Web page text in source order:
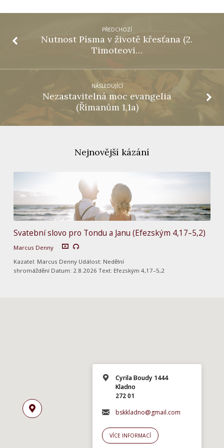
PŘEDCHOZÍ
Nutnost Písma v životě křesťana (2.
Timoteovi…
NÁSLEDUJÍCÍ
Nezastavitelná moc evangelia
(Římanům 1,1a)
Nejnovější kázání
Svatební slovo pro Tondu a Janu (Efezským 4,17–5,2)
Marcus Denny
Kazatel: Marcus Denny Událost: Nedělní
shromáždění Datum: 2.8.2026 Text: Efezským 4,17–5,2
Cyrila Boudy 1444
Kladno
272 01
bskkladno@gmail.com
VÍCE INFORMACÍ